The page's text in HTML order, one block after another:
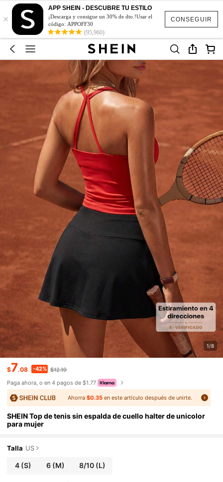
CONSEGUIR
×
APP SHEIN - DESCUBRE TU ESTILO
¡Descarga y consigue un 30% de dto.!Usar el
código: APPOFF30
(95,960)
1/8
$7.08 -42% $12.19
Paga ahora, o en 4 pagos de $1.77
Ahorra $0.35en este artículo después de unirte.
SHEIN Top de tenis sin espalda de cuello halter de unicolor
para mujer
Talla US
4 (S) 6 (M) 8/10(L)